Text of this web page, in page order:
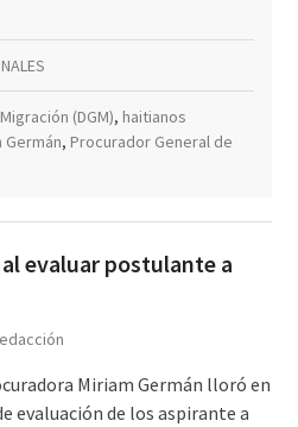
(DGM), haitianos
Germán, Procurador General de
evaluar postulante a
Miriam Germán lloró en
evaluación de los aspirante a